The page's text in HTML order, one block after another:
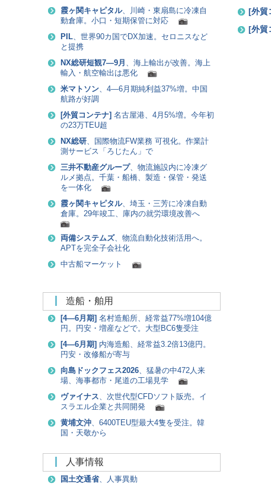
[外貿
[外貿
霞ヶ関キャピタル、川崎・東扇島に冷凍自
動倉庫。小口・短期保管に対応
PIL、世界90カ国でDX加速。セロニスなど
と提携
NX総研短観7―9月 、海上輸出が改善。海上
輸入・航空輸出は悪化
米マトソン、4―6月期純利益37%増。中国
航路が好調
[外貿コンテナ] 名古屋港、4月5%増。今年初
の23万TEU超
NX総研、国際物流FW業務 可視化。作業計
測サービス「ろじたん」で
三井不動産グループ、物流施設内に冷凍グ
ルメ拠点。千葉・船橋、製造・保管・発送
を一体化
霞ヶ関キャピタル、埼玉・三芳に冷凍自動
倉庫。29年竣工、庫内の就労環境改善へ
両備システムズ、物流自動化技術活用へ。
APTを完全子会社化
中古船マーケット
造船・舶用
[4―6月期] 名村造船所、経常益77%増104億
円。円安・増産などで。大型BC6隻受注
[4―6月期] 内海造船、経常益3.2倍13億円。
円安・改修船が寄与
向島ドックフェス2026、猛暑の中472人来
場、海事都市・尾道の工場見学
ヴァイナス、次世代型CFDソフト販売。イ
スラエル企業と共同開発
黄埔文沖、6400TEU型最大4隻を受注。韓
国・天敬から
人事情報
国土交通省、人事異動